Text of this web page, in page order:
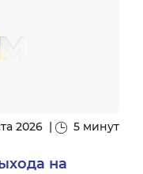
2026 | 5 минут
на